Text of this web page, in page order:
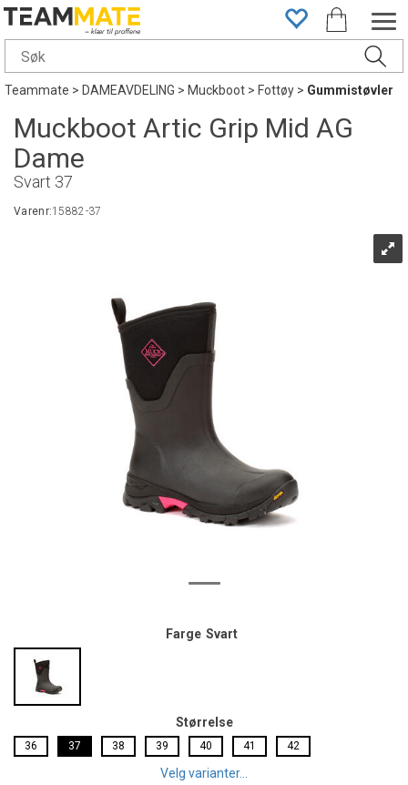
Teammate>DAMEAVDELING>Muckboot>Fottøy>Gummistøvler
Muckboot Artic Grip Mid AG
Dame
Svart 37
Varenr:15882-37
Farge Svart
Størrelse
36 37 38 39 40 41 42
Velg varianter...